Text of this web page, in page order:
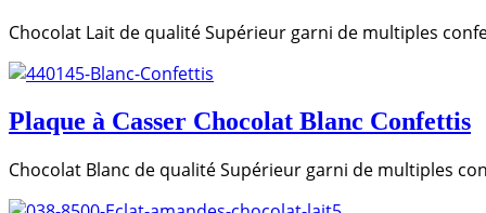
Chocolat Lait de qualité Supérieur garni de multiples
Plaque à Casser Chocolat Blanc Confettis
Chocolat Blanc de qualité Supérieur garni de multiples